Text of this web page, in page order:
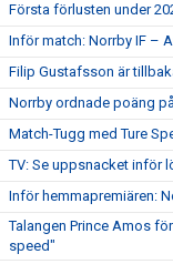
Första förlusten under
Inför match: Norrby IF –
Filip Gustafsson är
Norrby ordnade poäng
Match-Tugg med Ture
TV: Se uppsnacket inför
Inför hemmapremiären:
Talangen Prince Amos
speed"